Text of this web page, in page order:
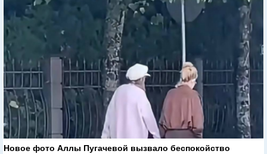
Новое фото Аллы Пугачевой вызвало беспокойство